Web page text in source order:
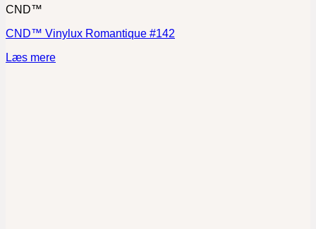
CND™
CND™ Vinylux Romantique #142
Læs mere